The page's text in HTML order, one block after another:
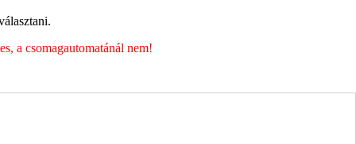
a csomagautomatánál nem!